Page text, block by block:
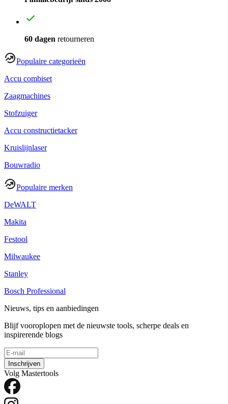
60 dagen retourneren
Populaire categorieën
Accu combiset
Zaagmachines
Stofzuiger
Accu constructietacker
Kruislijnlaser
Bouwradio
Populaire merken
DeWALT
Makita
Festool
Milwaukee
Stanley
Bosch Professional
Nieuws, tips en aanbiedingen
Blijf vooroplopen met de nieuwste tools, scherpe deals en
inspirerende blogs
Inschrijven
Volg Mastertools